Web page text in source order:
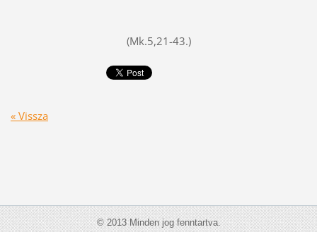
(Mk.5,21-43.)
« Vissza
© 2013 Minden jog fenntartva.